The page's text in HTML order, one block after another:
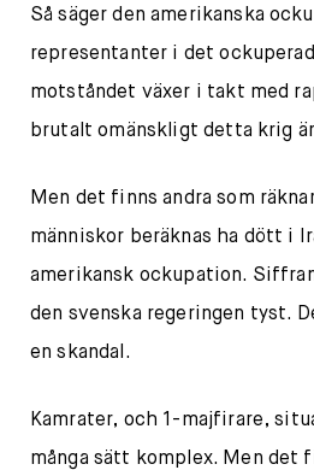
Så säger den amerikanska
representanter i det
motståndet växer i takt med
brutalt omänskligt detta krig
Men det finns andra som
människor beräknas ha dött i
amerikansk ockupation.
den svenska regeringen tyst.
en skandal.
Kamrater, och 1-majfirare,
många sätt komplex. Men det